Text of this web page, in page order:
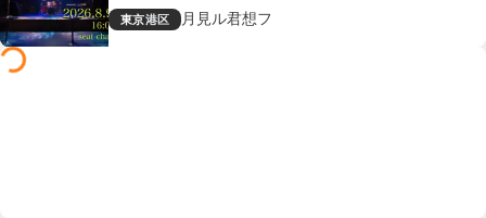
東京港区 月見ル君想フ